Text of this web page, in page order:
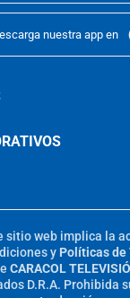
nuestra app en
sitio web implica la
y Políticas de
CARACOL
D.R.A. Prohibida